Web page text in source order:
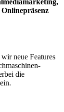
neue Features
die